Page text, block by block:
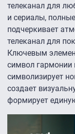
телеканал для
и сериалы,
подчеркивает
телеканал для
Ключевым
символ гармонии
символизирует
создает
формирует